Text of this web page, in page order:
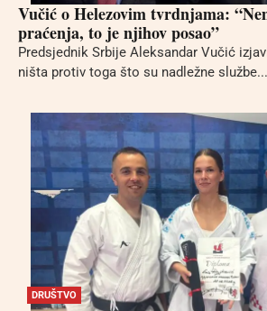
Vučić o Helezovim tvrdnjama:
praćenja, to je njihov posao”
Predsjednik Srbije Aleksandar Vučić
ništa protiv toga što su nadležne službe...
DRUŠTVO